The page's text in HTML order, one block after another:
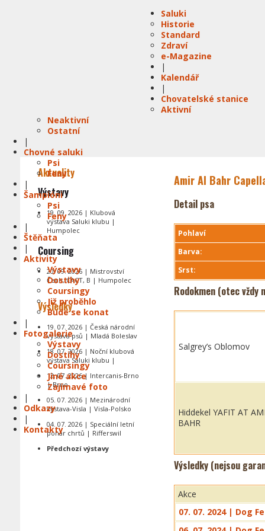
Saluki
Historie
Standard
Zdraví
e-Magazine
|
Kalendář
|
Chovatelské stanice
Aktivní
Neaktivní
Ostatní
|
Chovné saluki
Psi
Feny
|
Šampióni
Psi
Feny
|
Štěňata
|
Aktivity
Výstavy
Dostihy
Coursingy
Již proběhlo
Bude se konat
|
Fotogalerie
Výstavy
Dostihy
Coursingy
Jiné akce
Zajímavé foto
|
Odkazy
|
Kontakty
Amir Al Bahr
Detail psa
Pohlaví
Barva:
Srst:
Rodokmen (otec vždy
Salgrey’s Oblomov
Hiddekel YAFIT AT
BAHR
Výsledky (nejsou
Akce
07. 07. 2024 | Dog
Aktuality
Výstavy
19. 09. 2026 | Klubová
výstava Saluki klubu |
Humpolec
Coursing
20. 09. 2026 | Mistrovství
Čech, CACT, B | Humpolec
Výsledky
19. 07. 2026 | Česká národní
výstava psů | Mladá Boleslav
18. 07. 2026 | Noční klubová
výstava Saluki klubu |
12. 07. 2026 | Intercanis-Brno
| Brno
05. 07. 2026 | Mezinárodní
výstava-Visla | Visla-Polsko
04. 07. 2026 | Speciální letní
pohár chrtů | Rifferswil
Předchozí výstavy